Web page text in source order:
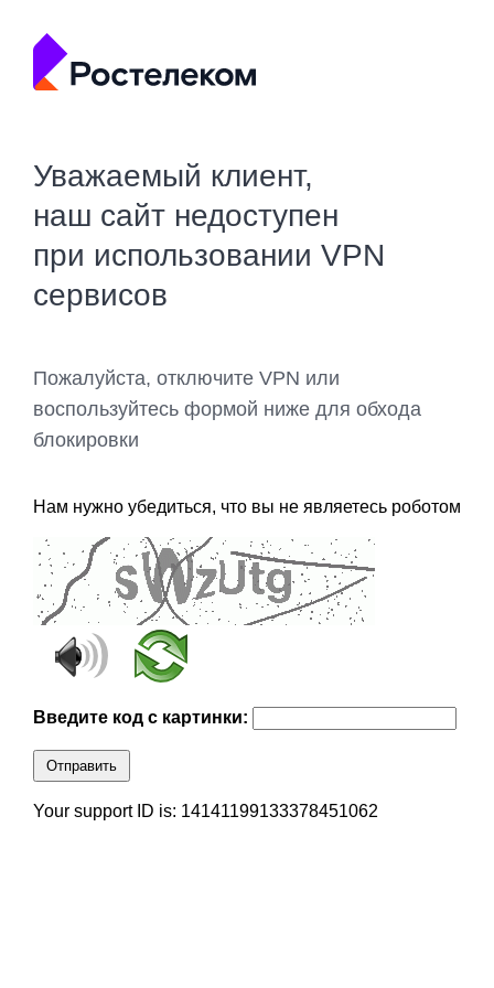
Уважаемый клиент,
наш сайт недоступен
при использовании VPN
сервисов
Пожалуйста, отключите VPN или
воспользуйтесь формой ниже для обхода
блокировки
Нам нужно убедиться, что вы не являетесь роботом
Введите код с картинки:
Отправить
Your support ID is: 14141199133378451062